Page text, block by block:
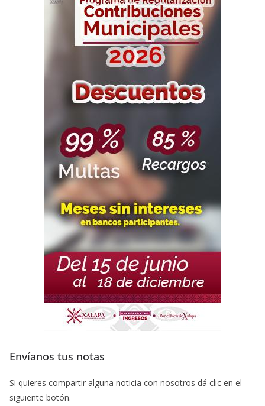
Envíanos tus notas
Si quieres compartir alguna noticia con nosotros dá clic en el
siguiente botón.